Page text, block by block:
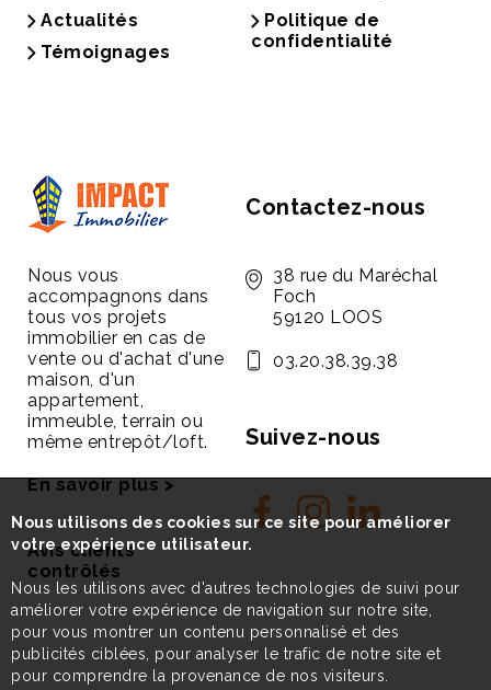
Actualités
Témoignages
Politique de
confidentialité
Nous vous
accompagnons dans
tous vos projets
immobilier en cas de
vente ou d'achat d'une
maison, d'un
appartement,
immeuble, terrain ou
même entrepôt/loft.
En savoir plus >
Avis clients
contrôlés
Contactez-nous
38 rue du Maréchal
Foch
59120 LOOS
03.20.38.39.38
Suivez-nous
Nous utilisons des cookies sur ce site pour améliorer
votre expérience utilisateur.
Nous les utilisons avec d'autres technologies de suivi pour
améliorer votre expérience de navigation sur notre site,
pour vous montrer un contenu personnalisé et des
publicités ciblées, pour analyser le trafic de notre site et
pour comprendre la provenance de nos visiteurs.